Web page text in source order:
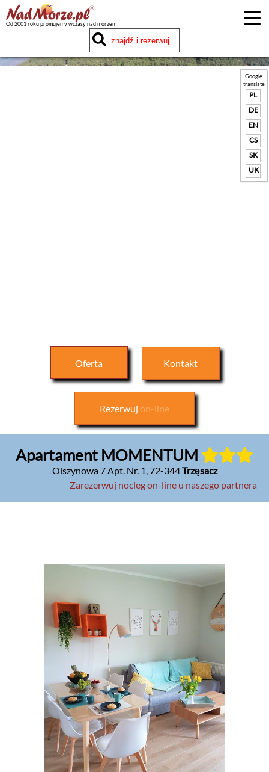
Od 2001 roku promujemy wczasy nad morzem
Google
translate
PL
DE
EN
CS
SK
UK
Oferta Kontakt
Rezerwuj on-line
Apartament MOMENTUM
Olszynowa 7 Apt. Nr. 1,72-344Trzęsacz
Zarezerwuj nocleg on-line u naszego partnera